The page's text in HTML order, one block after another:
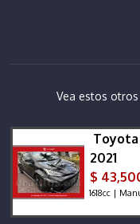
Vea estos
Toyota
2021
$
1618cc |